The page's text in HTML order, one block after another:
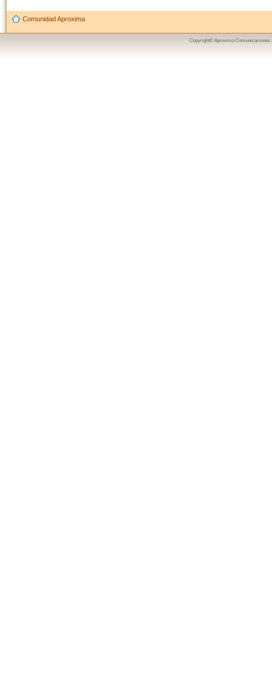
Comunidad Aproxima
Copyright© Aproxima Comunicaciones